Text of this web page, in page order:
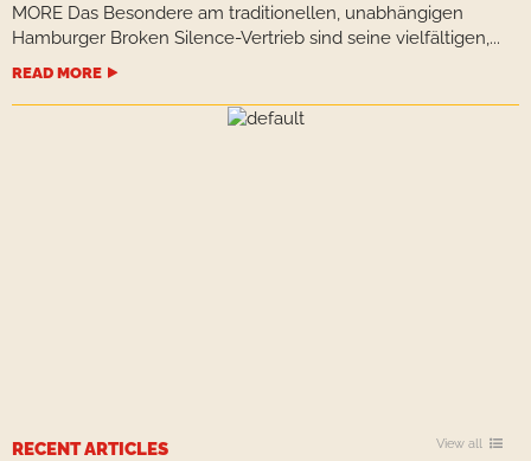
MORE Das Besondere am traditionellen, unabhängigen
Hamburger Broken Silence-Vertrieb sind seine vielfältigen,...
READ MORE
RECENT ARTICLES View all